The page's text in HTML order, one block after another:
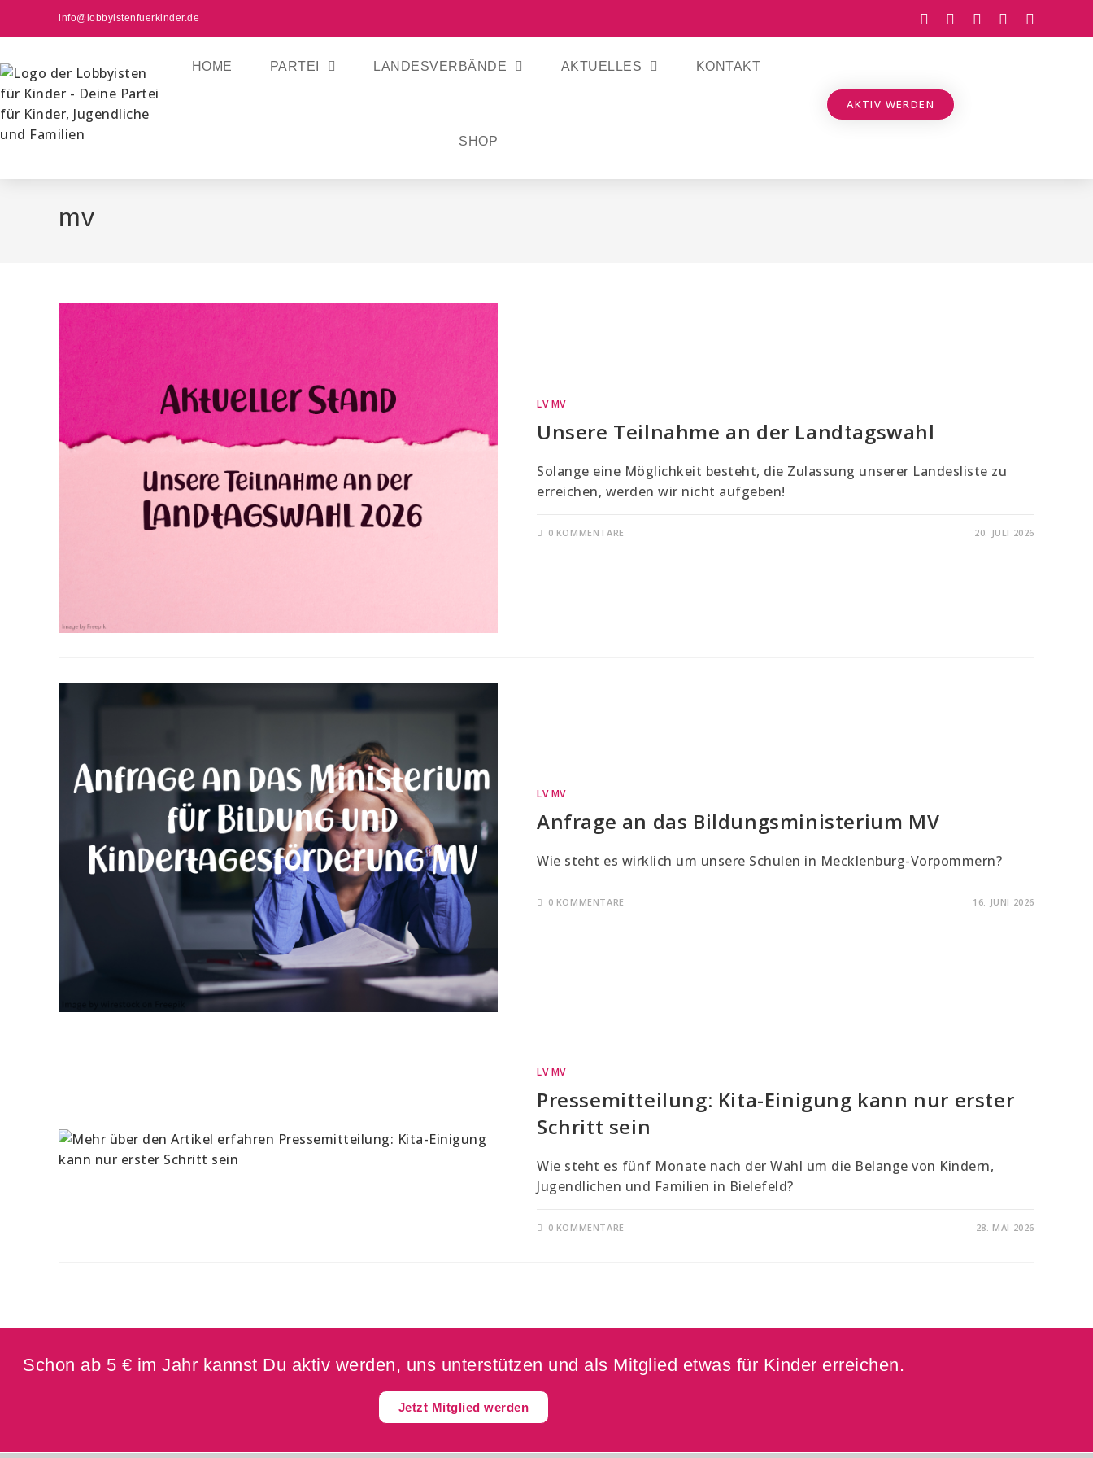
info@lobbyistenfuerkinder.de
HOME PARTEI LANDESVERBÄNDE AKTUELLES KONTAKT
SHOP
AKTIV WERDEN
mv
LV MV
Unsere Teilnahme an der Landtagswahl
Solange eine Möglichkeit besteht, die Zulassung unserer Landesliste zu
erreichen, werden wir nicht aufgeben!
0 KOMMENTARE 20. JULI 2026
LV MV
Anfrage an das Bildungsministerium MV
Wie steht es wirklich um unsere Schulen in Mecklenburg-Vorpommern?
0 KOMMENTARE 16. JUNI 2026
LV MV
Pressemitteilung: Kita-Einigung kann nur erster
Schritt sein
Wie steht es fünf Monate nach der Wahl um die Belange von Kindern,
Jugendlichen und Familien in Bielefeld?
0 KOMMENTARE 28. MAI 2026
Schon ab 5 € im Jahr kannst Du aktiv werden, uns unterstützen und als Mitglied etwas für Kinder erreichen.
Jetzt Mitglied werden